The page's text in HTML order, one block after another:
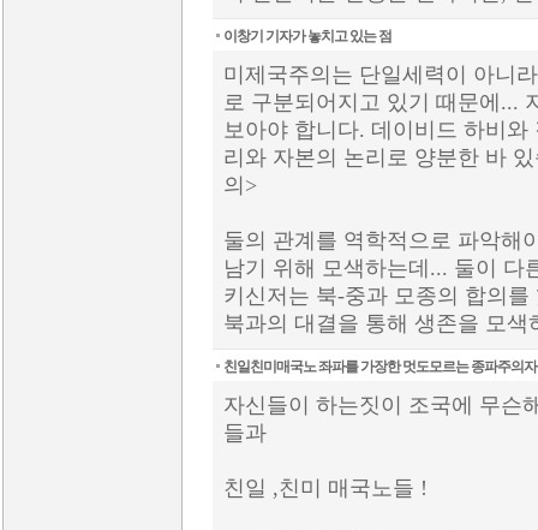
이창기 기자가 놓치고 있는 점
미제국주의는 단일세력이 아니
로 구분되어지고 있기 때문에...
보아야 합니다. 데이비드 하비
리와 자본의 논리로 양분한 바
의>
둘의 관계를 역학적으로 파악해
남기 위해 모색하는데... 둘이 다
키신저는 북-중과 모종의 합의
북과의 대결을 통해 생존을 모
친일친미매국노 좌파를 가장한 멋도모르는 종파주의
자신들이 하는짓이 조국에 무슨
들과
친일 ,친미 매국노들 !